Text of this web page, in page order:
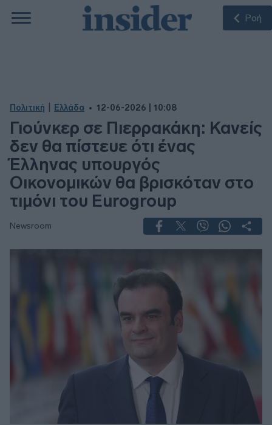
Ροή
Πολιτική Ελλάδα 12-06-2026 | 10:08
Γιούνκερ σε Πιερρακάκη: Κανείς
δεν θα πίστευε ότι ένας
Έλληνας υπουργός
Οικονομικών θα βρισκόταν στο
τιμόνι του Eurogroup
Newsroom